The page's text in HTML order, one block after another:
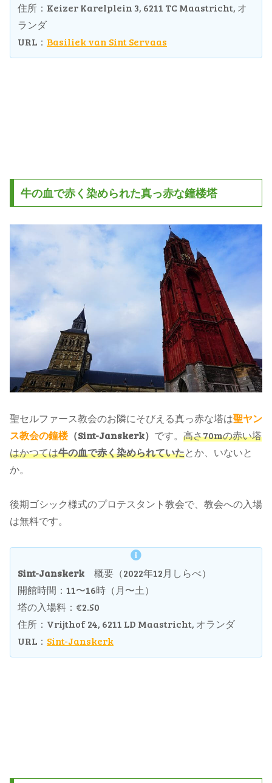
住所：Keizer Karelplein 3, 6211 TC Maastricht, オ
ランダ
URL： Basiliek van Sint Servaas
牛の血で赤く染められた真っ赤な鐘楼塔
聖セルファース教会のお隣にそびえる真っ赤な塔は聖ヤン
ス教会の鐘楼（Sint-Janskerk） です。 高さ70mの赤い塔
はかつては牛の血で赤く染められていたとか、いないと
か。
後期ゴシック様式のプロテスタント教会で、教会への入場
は無料です。
Sint-Janskerk 概要（2022年12月しらべ）
開館時間：11〜16時（月〜土）
塔の入場料：€2.50
住所：Vrijthof 24, 6211 LD Maastricht, オランダ
URL： Sint-Janskerk